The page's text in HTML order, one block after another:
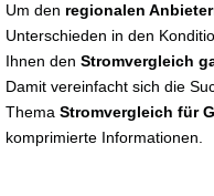
Um den regionalen
Unterschieden in den
Ihnen den Stromvergleich
Damit vereinfacht sich die
Thema Stromvergleich für
komprimierte Informationen.